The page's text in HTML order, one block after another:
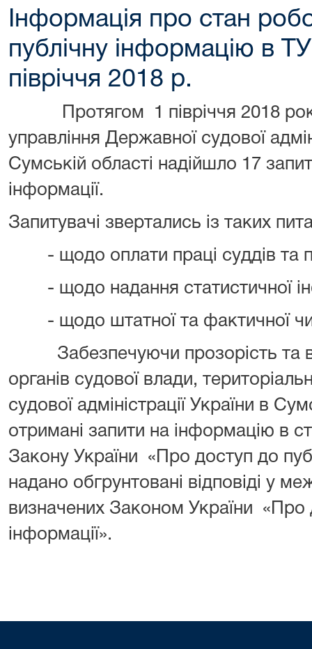
Інформація про стан
публічну інформацію в
півріччя 2018 р.
Протягом 1 півріччя 2018
управління Державної судової
Сумській області надійшло 17
інформації.
Запитувачі звертались із таких
- щодо оплати праці суддів та
- щодо надання статистичної
- щодо штатної та фактичної
Забезпечуючи прозорість та
органів судової влади,
судової адміністрації України в
отримані запити на інформацію в
Закону України «Про доступ до
надано обгрунтовані відповіді у
визначених Законом України «Про
інформації».